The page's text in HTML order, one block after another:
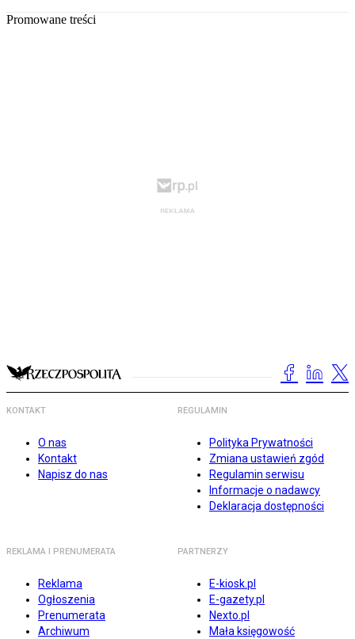
Promowane treści
KONTAKT
O nas
Kontakt
Napisz do nas
REGULAMIN
Polityka Prywatności
Zmiana ustawień zgód
Regulamin serwisu
Informacje o nadawcy
Deklaracja dostępności
REKLAMA I PRENUMERATA
Reklama
Ogłoszenia
Prenumerata
Archiwum
PARTNERZY
E-kiosk.pl
E-gazety.pl
Nexto.pl
Mała księgowość